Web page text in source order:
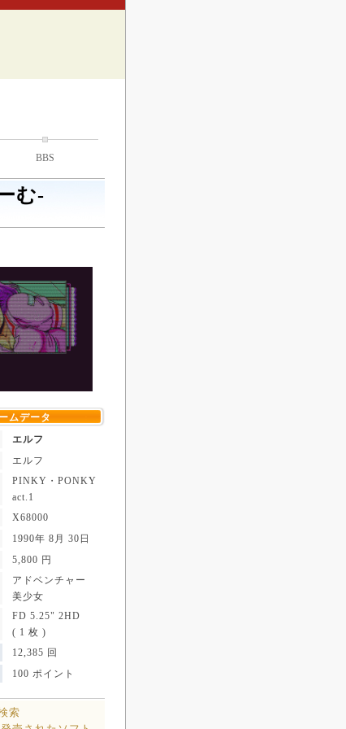
BBS
む-
ムデータ
エルフ
エルフ
PINKY・PONKY
act.1
X68000
1990年 8月 30日
5,800 円
アドベンチャー
美少女
FD 5.25" 2HD
( 1 枚 )
12,385 回
100 ポイント
索